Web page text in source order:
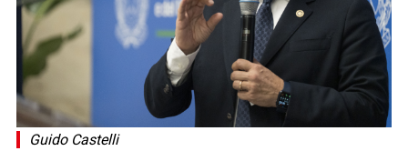
Guido Castelli